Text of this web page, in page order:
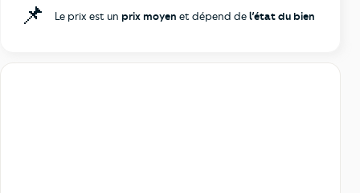
📌 Le prix est un prix moyen et dépend del’état du bien